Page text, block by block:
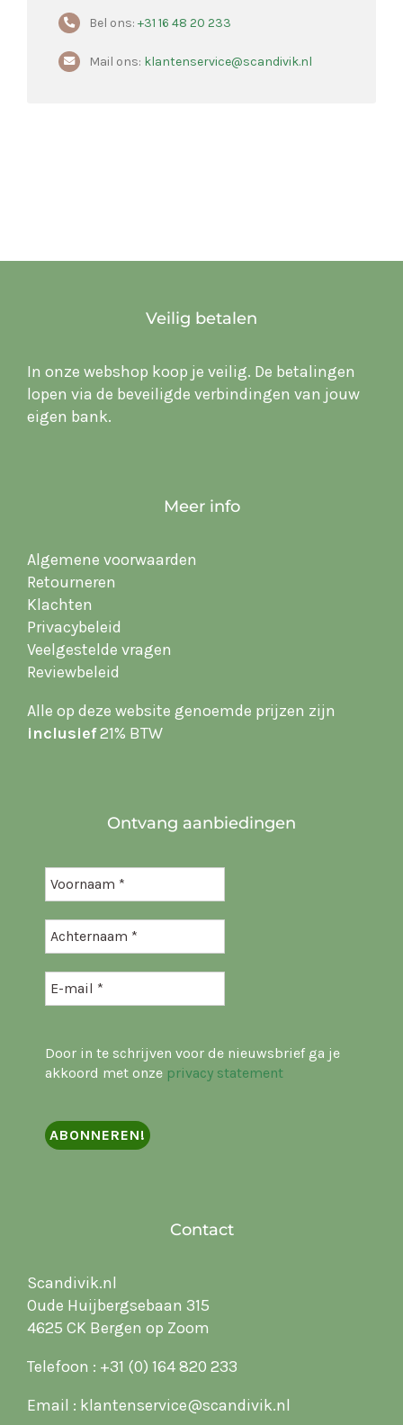
Bel ons: +31 16 48 20 233
Mail ons: klantenservice@scandivik.nl
Veilig betalen
In onze webshop koop je veilig. De betalingen
lopen via de beveiligde verbindingen van jouw
eigen bank.
Meer info
Algemene voorwaarden
Retourneren
Klachten
Privacybeleid
Veelgestelde vragen
Reviewbeleid
Alle op deze website genoemde prijzen zijn
inclusief21% BTW
Ontvang aanbiedingen
Door in te schrijven voor de nieuwsbrief ga je
akkoord met onze privacy statement
Contact
Scandivik.nl
Oude Huijbergsebaan 315
4625 CK Bergen op Zoom
Telefoon : +31 (0) 164 820 233
Email : klantenservice@scandivik.nl